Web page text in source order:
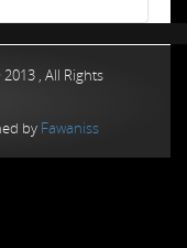
, All Rights
by Fawaniss